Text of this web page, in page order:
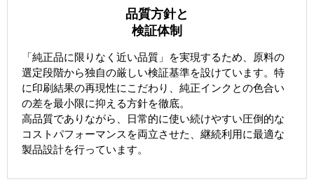
品質方針と
検証体制
「純正品に限りなく近い品質」を実現するため、原料の
選定段階から独自の厳しい検証基準を設けています。特
に印刷結果の再現性にこだわり、純正インクとの色合い
の差を最小限に抑える方針を徹底。
高品質でありながら、日常的に使い続けやすい圧倒的な
コストパフォーマンスを両立させた、継続利用に最適な
製品設計を行っています。